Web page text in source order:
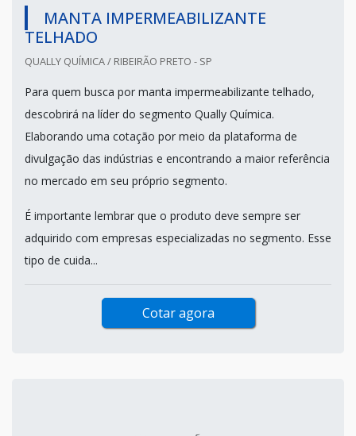
MANTA IMPERMEABILIZANTE
TELHADO
QUALLY QUÍMICA / RIBEIRÃO PRETO - SP
Para quem busca por manta impermeabilizante telhado,
descobrirá na líder do segmento Qually Química.
Elaborando uma cotação por meio da plataforma de
divulgação das indústrias e encontrando a maior referência
no mercado em seu próprio segmento.
É importante lembrar que o produto deve sempre ser
adquirido com empresas especializadas no segmento. Esse
tipo de cuida...
Cotar agora